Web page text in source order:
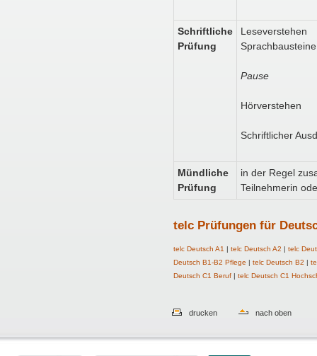
Schriftliche
Prüfung
Leseverstehen
Pause
Hörverstehen
Schriftlicher
Mündliche
Prüfung
in der Regel
Teilnehmerin
telc Prüfungen für
telc Deutsch A1 | telc Deutsch A2 | telc
Deutsch B1-B2 Pflege | telc Deutsch B2 |
Deutsch C1 Beruf | telc Deutsch C1
drucken nach oben